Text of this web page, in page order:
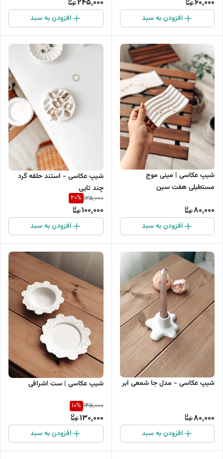
60,000
افزودن به سبد
245,000
افزودن به سبد
شیپ عکاسی | مینی موج
مستطیلی هفت سین
80,000
افزودن به سبد
شیپ عکاسی - استند حلقه گرد
چند تایی
125,000
20%
100,000
افزودن به سبد
شیپ عکاسی - مدل جا شمعی ابر
80,000
افزودن به سبد
شیپ عکاسی | ست اشرافی
145,000
10%
130,000
افزودن به سبد